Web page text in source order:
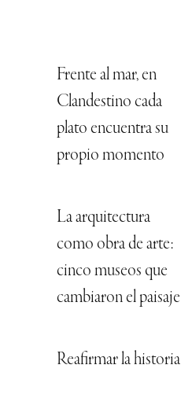
Frente al mar, en
Clandestino cada
plato encuentra su
propio momento
La arquitectura
como obra de arte:
cinco museos que
cambiaron el paisaje
Reafirmar la historia